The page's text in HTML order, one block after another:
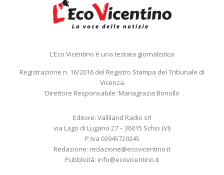
L’Eco Vicentino è una testata giornalistica
Registrazione n. 16/2016 del Registro Stampa del Tribunale di
Vicenza
Direttore Responsabile: Mariagrazia Bonollo
Editore: Valliland Radio srl
via Lago di Lugano 27 – 36015 Schio (VI)
P.Iva 03945720245
Redazione: redazione@ecovicentino.it
Pubblicità: info@ecovicentino.it